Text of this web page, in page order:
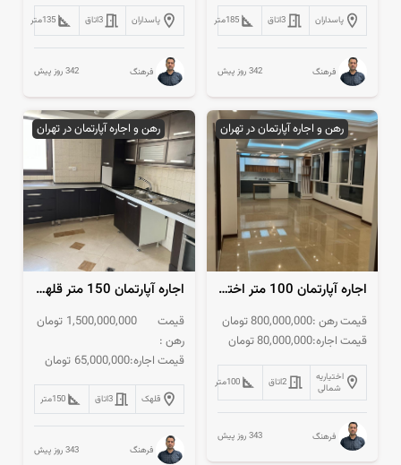
پاسداران 3اتاق 185متر
فرهنگ 342 روز پیش
پاسداران 3اتاق 135متر
فرهنگ 342 روز پیش
رهن و اجاره آپارتمان در تهران
اجاره آپارتمان 100 متر اختیاریه 2 خواب
قیمت رهن :800,000,000تومان
قیمت اجاره:80,000,000تومان
اختیاریه
شمالی
2اتاق 100متر
فرهنگ 343 روز پیش
رهن و اجاره آپارتمان در تهران
اجاره آپارتمان 150 متر قلهک فول بازسازی شده
قیمت
رهن :
1,500,000,000 تومان
قیمت اجاره:65,000,000 تومان
قلهک 3اتاق 150متر
فرهنگ 343 روز پیش